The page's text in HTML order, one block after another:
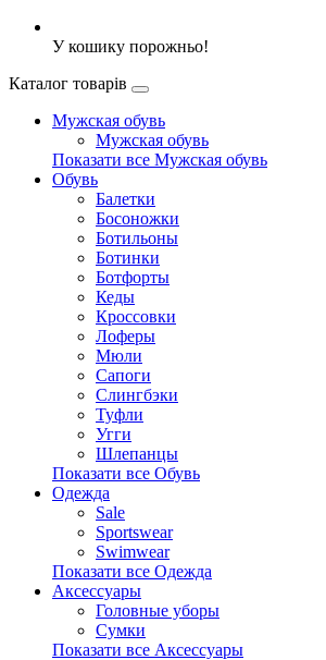
У кошику порожньо!
Каталог товарів
Мужская обувь
Мужская обувь
Показати все Мужская обувь
Обувь
Балетки
Босоножки
Ботильоны
Ботинки
Ботфорты
Кеды
Кроссовки
Лоферы
Мюли
Сапоги
Слингбэки
Туфли
Угги
Шлепанцы
Показати все Обувь
Одежда
Sale
Sportswear
Swimwear
Показати все Одежда
Аксессуары
Головные уборы
Сумки
Показати все Аксессуары